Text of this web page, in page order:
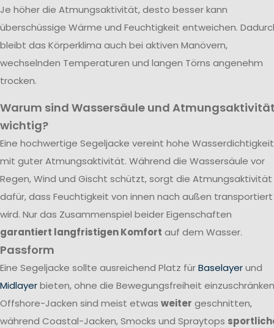
Je höher die Atmungsaktivität, desto besser kann
überschüssige Wärme und Feuchtigkeit entweichen.
bleibt das Körperklima auch bei aktiven Manövern,
wechselnden Temperaturen und langen Törns angenehm
trocken.
Warum sind Wassersäule und
wichtig?
Eine hochwertige Segeljacke vereint hohe Wasserdichtigkeit
mit guter Atmungsaktivität. Während die Wassersäule vor
Regen, Wind und Gischt schützt, sorgt die Atmungsaktivität
dafür, dass Feuchtigkeit von innen nach außen transportiert
wird. Nur das Zusammenspiel beider Eigenschaften
garantiert langfristigen Komfort auf dem Wasser.
Passform
Eine Segeljacke sollte ausreichend Platz fürBaselayerund
Midlayerbieten, ohne die Bewegungsfreiheit
Offshore-Jacken sind meist etwas weiter geschnitten,
während Coastal-Jacken, Smocks und Spraytops